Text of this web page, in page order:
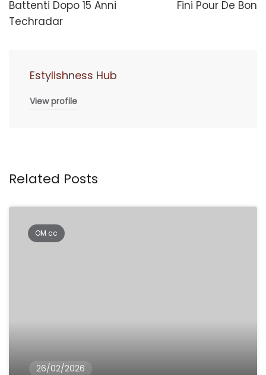
Battenti Dopo 15 Anni
Techradar
Fini Pour De Bon
Estylishness Hub
View profile
Related Posts
OM cc
26/02/2026